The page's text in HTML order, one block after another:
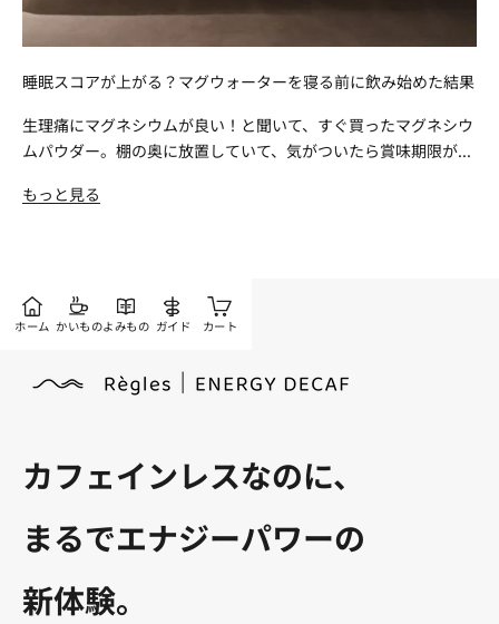
睡眠スコアが上がる？マグウォーターを寝る前に飲み始めた結果
生理痛にマグネシウムが良い！と聞いて、すぐ買ったマグネシウ
ムパウダー。棚の奥に放置していて、気がついたら賞味期限が...
もっと見る
ホーム かいものよみもの ガイド カート
カフェインレスなのに、
まるでエナジーパワーの
新体験。